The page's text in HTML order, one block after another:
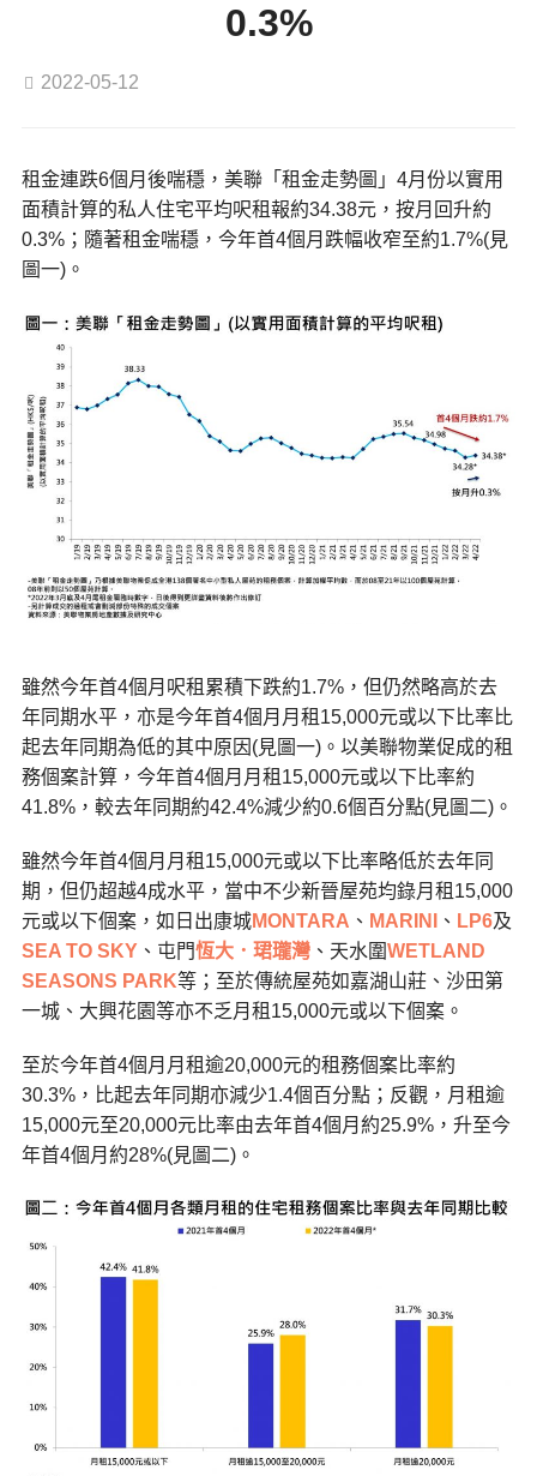
0.3%
2022-05-12
租金連跌6個月後喘穩，美聯「租金走勢圖」4月份以實用
面積計算的私人住宅平均呎租報約34.38元，按月回升約
0.3%；隨著租金喘穩，今年首4個月跌幅收窄至約1.7%(見
圖一)。
雖然今年首4個月呎租累積下跌約1.7%，但仍然略高於去
年同期水平，亦是今年首4個月月租15,000元或以下比率比
起去年同期為低的其中原因(見圖一)。以美聯物業促成的租
務個案計算，今年首4個月月租15,000元或以下比率約
41.8%，較去年同期約42.4%減少約0.6個百分點(見圖二)。
雖然今年首4個月月租15,000元或以下比率略低於去年同
期，但仍超越4成水平，當中不少新晉屋苑均錄月租15,000
元或以下個案，如日出康城MONTARA 、 MARINI 、 LP6及
SEA TO SKY、屯門恆大．珺瓏灣、天水圍WETLAND
SEASONS PARK等；至於傳統屋苑如嘉湖山莊、沙田第
一城、大興花園等亦不乏月租15,000元或以下個案。
至於今年首4個月月租逾20,000元的租務個案比率約
30.3%，比起去年同期亦減少1.4個百分點；反觀，月租逾
15,000元至20,000元比率由去年首4個月約25.9%，升至今
年首4個月約28%(見圖二)。